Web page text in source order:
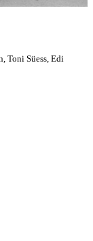
Toni Süess, Edi